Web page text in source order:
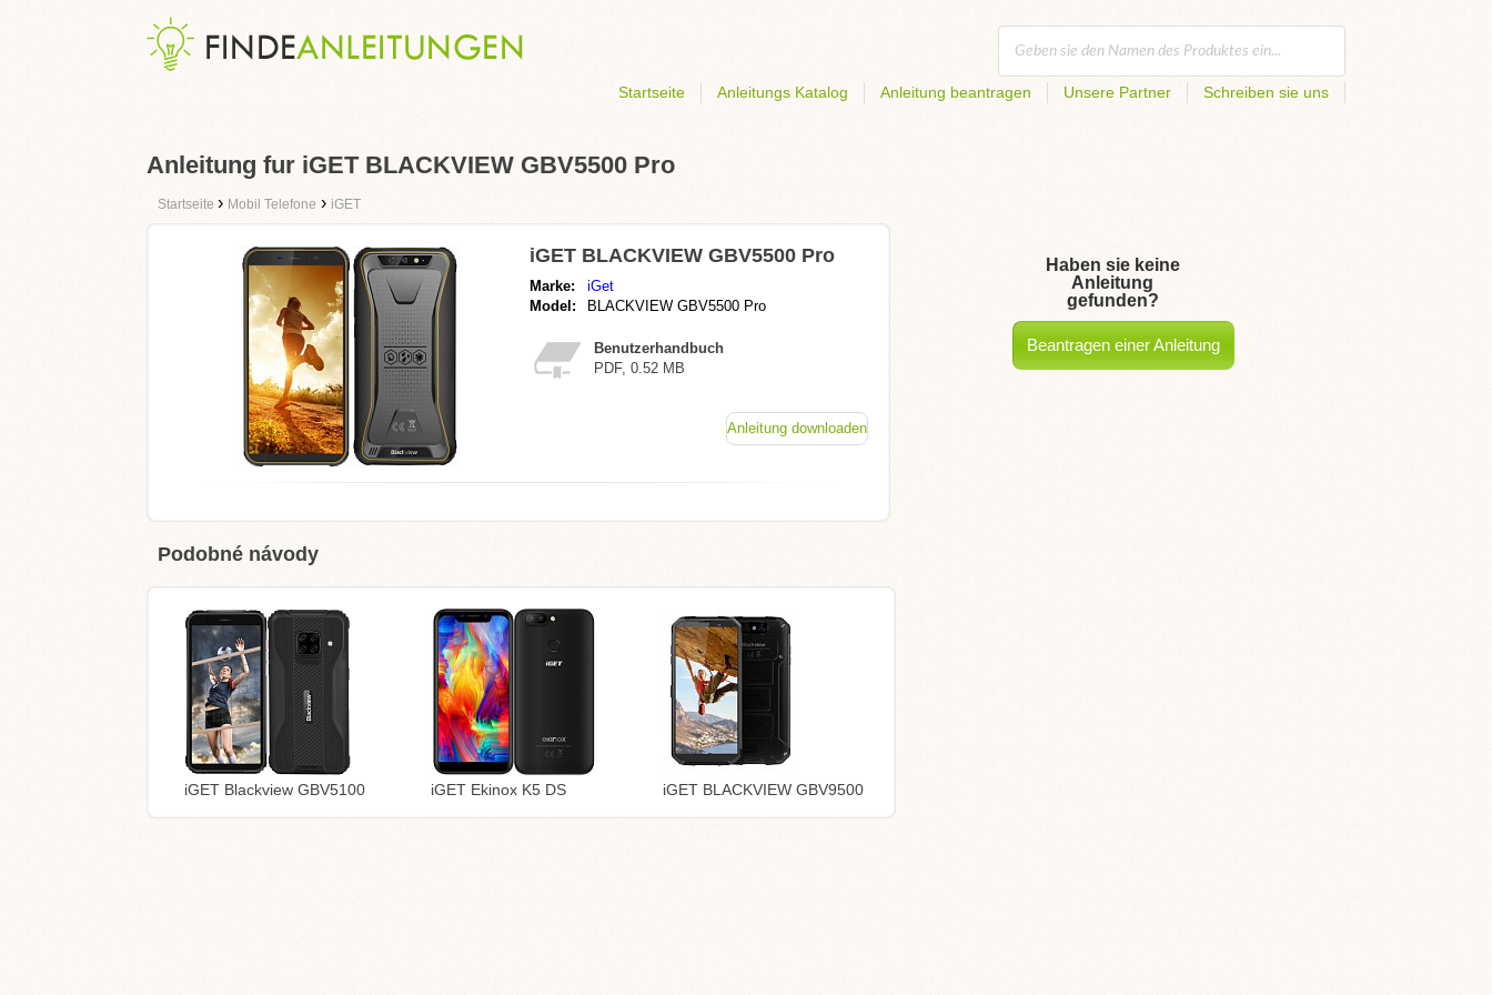
Startseite Anleitungs Katalog Anleitung beantragen Unsere Partner Schreiben sie uns
Anleitung fur iGET BLACKVIEW GBV5500 Pro
Startseite › Mobil Telefone › iGET
iGET BLACKVIEW GBV5500 Pro
Marke:
iGet
Model:
BLACKVIEW GBV5500 Pro
Benutzerhandbuch
PDF, 0.52 MB
Anleitung downloaden
Podobné návody
iGET Blackview GBV5100 iGET Ekinox K5 DS iGET BLACKVIEW GBV9500
Haben sie keine
Anleitung
gefunden?
Beantragen einer Anleitung